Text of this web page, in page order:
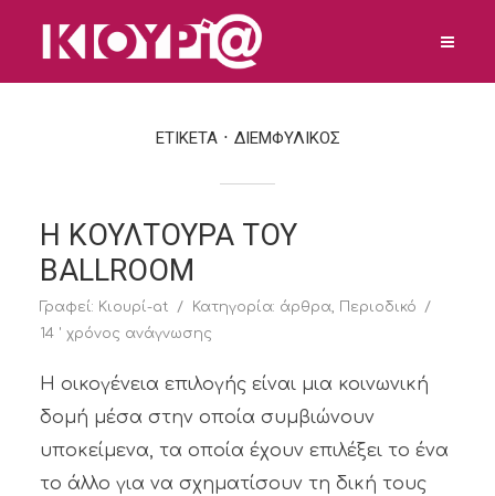
ΕΤΙΚΕΤΑ ΔΙΕΜΦΥΛΙΚΟΣ
Η ΚΟΥΛΤΟΥΡΑ ΤΟΥ
BALLROOM
Γραφεί: Κιουρί-at Κατηγορία: άρθρα,
Περιοδικό
14 ' χρόνος ανάγνωσης
Η οικογένεια επιλογής είναι μια κοινωνική
δομή μέσα στην οποία συμβιώνουν
υποκείμενα, τα οποία έχουν επιλέξει το ένα
το άλλο για να σχηματίσουν τη δική τους